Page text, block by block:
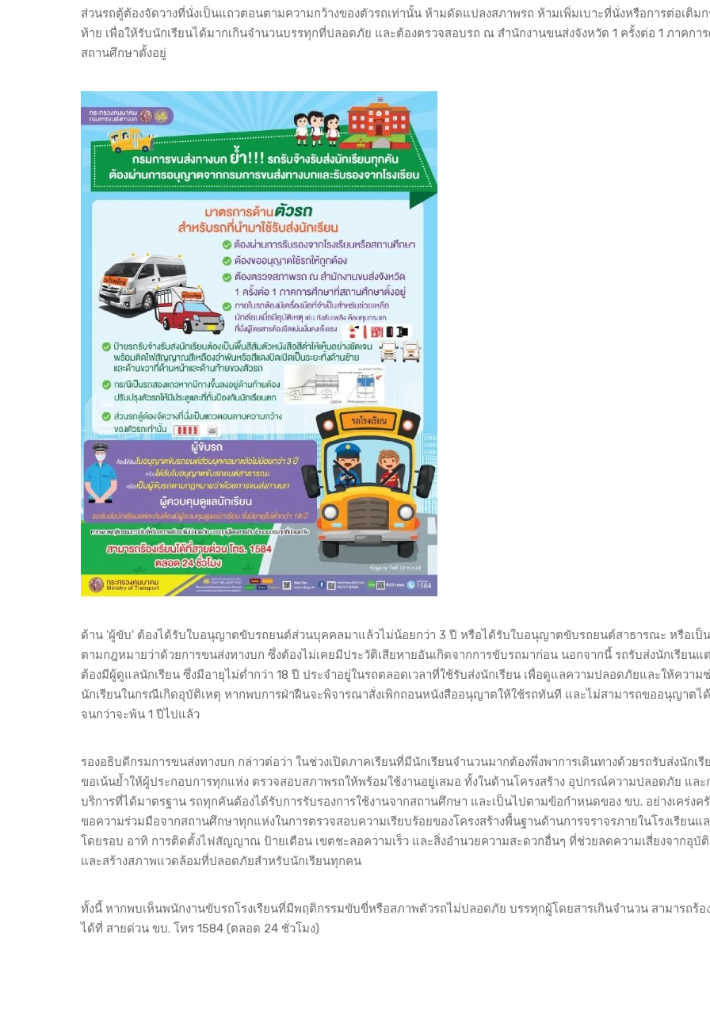
ส่วนรถตู้ต้องจัดวางที่นั่งเป็นแถวตอนตามความกว้างของตัวรถเท่านั้น ห้ามดัดแปลงสภาพรถ ห้ามเพิ่มเบาะที่นั่งหรือการต่อเติมก
ท้าย เพื่อให้รับนักเรียนได้มากเกินจำนวนบรรทุกที่ปลอดภัย และต้องตรวจสอบรถ ณ สำนักงานขนส่งจังหวัด 1 ครั้งต่อ 1 ภาคกา
สถานศึกษาตั้งอยู่
ด้าน 'ผู้ขับ' ต้องได้รับใบอนุญาตขับรถยนต์ส่วนบุคคลมาแล้วไม่น้อยกว่า 3 ปี หรือได้รับใบอนุญาตขับรถยนต์สาธารณะ หรือเป็
ตามกฎหมายว่าด้วยการขนส่งทางบก ซึ่งต้องไม่เคยมีประวัติเสียหายอันเกิดจากการขับรถมาก่อน นอกจากนี้ รถรับส่งนักเรียนแ
ต้องมีผู้ดูแลนักเรียน ซึ่งมีอายุไม่ต่ำกว่า 18 ปี ประจำอยู่ในรถตลอดเวลาที่ใช้รับส่งนักเรียน เพื่อดูแลความปลอดภัยและให้ความ
นักเรียนในกรณีเกิดอุบัติเหตุ หากพบการฝ่าฝืนจะพิจารณาสั่งเพิกถอนหนังสืออนุญาตให้ใช้รถทันที และไม่สามารถขออนุญาตไ
จนกว่าจะพ้น 1 ปีไปแล้ว
รองอธิบดีกรมการขนส่งทางบก กล่าวต่อว่า ในช่วงเปิดภาคเรียนที่มีนักเรียนจำนวนมากต้องพึ่งพาการเดินทางด้วยรถรับส่งนักเรี
ขอเน้นย้ำให้ผู้ประกอบการทุกแห่ง ตรวจสอบสภาพรถให้พร้อมใช้งานอยู่เสมอ ทั้งในด้านโครงสร้าง อุปกรณ์ความปลอดภัย และ
บริการที่ได้มาตรฐาน รถทุกคันต้องได้รับการรับรองการใช้งานจากสถานศึกษา และเป็นไปตามข้อกำหนดของ ขบ. อย่างเคร่งค
ขอความร่วมมือจากสถานศึกษาทุกแห่งในการตรวจสอบความเรียบร้อยของโครงสร้างพื้นฐานด้านการจราจรภายในโรงเรียนแ
โดยรอบ อาทิ การติดตั้งไฟสัญญาณ ป้ายเตือน เขตชะลอความเร็ว และสิ่งอำนวยความสะดวกอื่นๆ ที่ช่วยลดความเสี่ยงจากอุบัติ
และสร้างสภาพแวดล้อมที่ปลอดภัยสำหรับนักเรียนทุกคน
ทั้งนี้ หากพบเห็นพนักงานขับรถโรงเรียนที่มีพฤติกรรมขับขี่หรือสภาพตัวรถไม่ปลอดภัย บรรทุกผู้โดยสารเกินจำนวน สามารถร้อ
ได้ที่ สายด่วน ขบ. โทร 1584 (ตลอด 24 ชั่วโมง)